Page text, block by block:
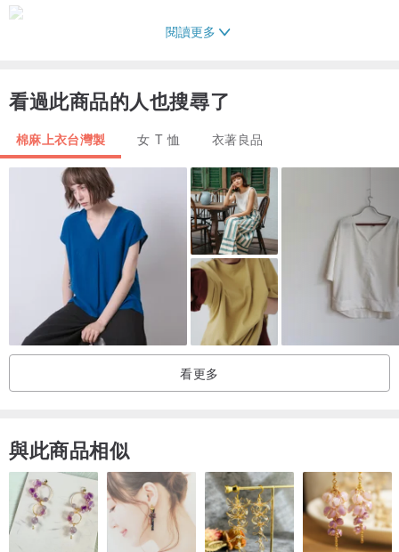
閱讀更多
看過此商品的人也搜尋了
棉麻上衣台灣製 女 T 恤 衣著良品
看更多
與此商品相似